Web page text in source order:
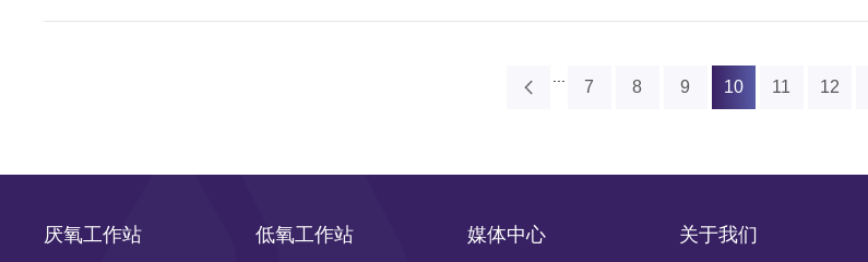
7 8 9 10 11 12
厌氧工作站 低氧工作站 媒体中心 关于我们